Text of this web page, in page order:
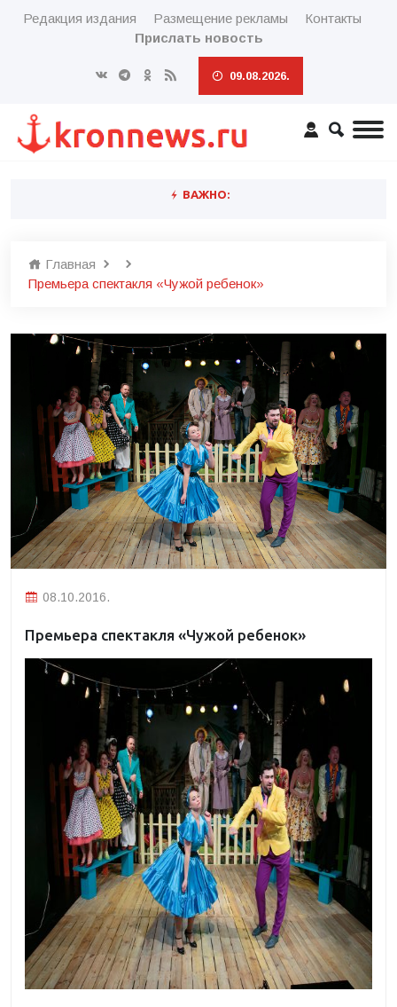
Редакция издания Размещение рекламы
Контакты
Прислать новость
09.08.2026.
ВАЖНО:
Главная
Премьера спектакля «Чужой ребенок»
08.10.2016.
Премьера спектакля «Чужой ребенок»